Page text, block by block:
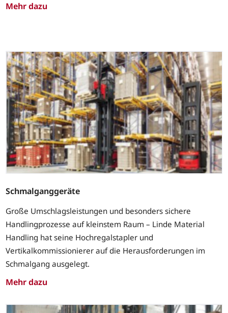
Mehr dazu
Schmalganggeräte
Große Umschlagsleistungen und besonders sichere
Handlingprozesse auf kleinstem Raum – Linde Material
Handling hat seine Hochregalstapler und
Vertikalkommissionierer auf die Herausforderungen im
Schmalgang ausgelegt.
Mehr dazu